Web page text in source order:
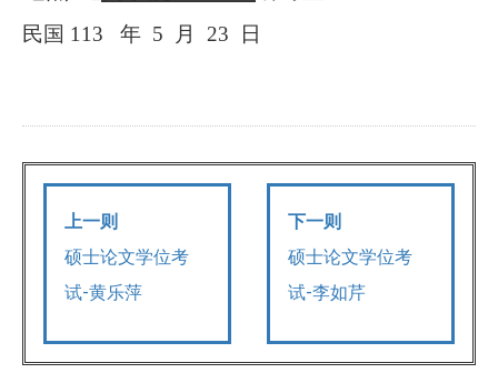
民国 113 年 5 月 23 日
上一则
硕士论文学位考
试-黄乐萍
下一则
硕士论文学位考
试-李如芹